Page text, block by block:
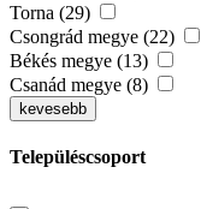
Torna (29)
Csongrád megye (22)
Békés megye (13)
Csanád megye (8)
kevesebb
Településcsoport